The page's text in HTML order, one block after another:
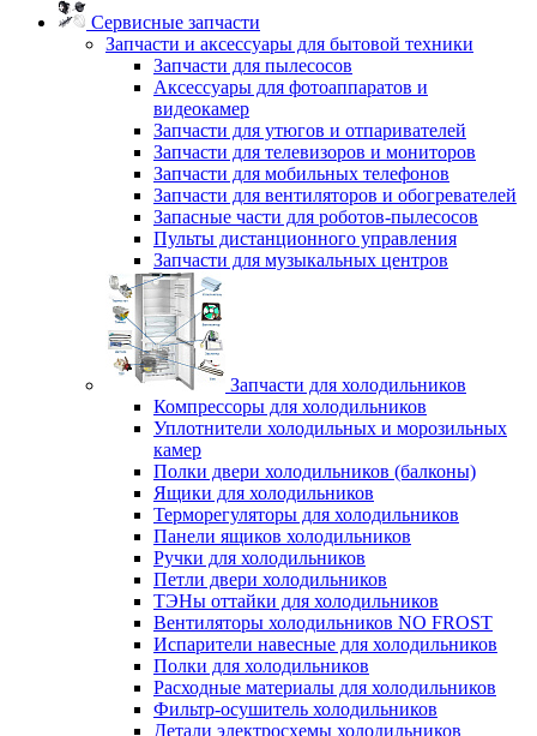
Сервисные запчасти
Запчасти и аксессуары для бытовой техники
Запчасти для пылесосов
Аксессуары для фотоаппаратов и
видеокамер
Запчасти для утюгов и отпаривателей
Запчасти для телевизоров и мониторов
Запчасти для мобильных телефонов
Запчасти для вентиляторов и обогревателей
Запасные части для роботов-пылесосов
Пульты дистанционного управления
Запчасти для музыкальных центров
Запчасти для холодильников
Компрессоры для холодильников
Уплотнители холодильных и морозильных
камер
Полки двери холодильников (балконы)
Ящики для холодильников
Терморегуляторы для холодильников
Панели ящиков холодильников
Ручки для холодильников
Петли двери холодильников
ТЭНы оттайки для холодильников
Вентиляторы холодильников NO FROST
Испарители навесные для холодильников
Полки для холодильников
Расходные материалы для холодильников
Фильтр-осушитель холодильников
Детали электросхемы холодильников